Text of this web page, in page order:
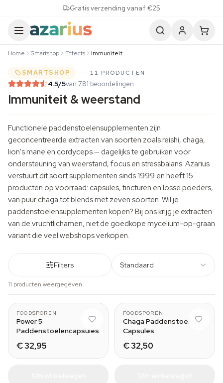
Gratis verzending vanaf €25
Home Smartshop Effects Immuniteit
SMARTSHOP 11 PRODUCTEN
4.5/5van 781 beoordelingen
Immuniteit & weerstand
Functionele paddenstoelensupplementen zijn
geconcentreerde extracten van soorten zoals reishi, chaga,
lion's mane en cordyceps — dagelijks te gebruiken voor
ondersteuning van weerstand, focus en stressbalans. Azarius
verstuurt dit soort supplementen sinds 1999 en heeft 15
producten op voorraad: capsules, tincturen en losse poeders,
van puur chaga tot blends met zeven soorten. Wil je
paddenstoelensupplementen kopen? Bij ons krijg je extracten
van de vruchtlichamen, niet de goedkope mycelium-op-graan
variant die veel webshops verkopen.
Filters Standaard
11 producten weergegeven
FOODSPOREN
Power 5
Paddenstoelencapsules
€ 32,95
FOODSPOREN
Chaga Paddenstoel
Capsules
€ 32,50